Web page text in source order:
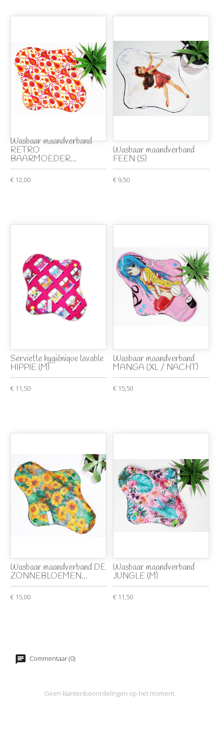
Wasbaar maandverband
RETRO
BAARMOEDER...
€ 12,00
Wasbaar maandverband
FEEN (S)
€ 9,50
Serviette hygiénique lavable
HIPPIE (M)
€ 11,50
Wasbaar maandverband
MANGA (XL / NACHT)
€ 15,50
Wasbaar maandverband DE
ZONNEBLOEMEN...
€ 15,00
Wasbaar maandverband
JUNGLE (M)
€ 11,50
Commentaar (0)
Geen klantenbeoordelingen op het moment.